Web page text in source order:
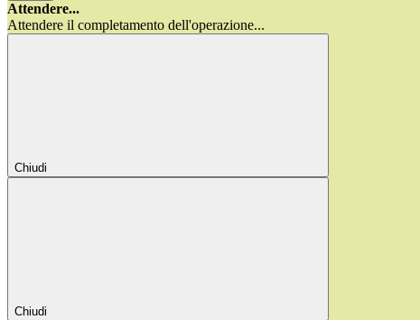
Attendere...
Attendere il completamento dell'operazione...
Chiudi
Chiudi